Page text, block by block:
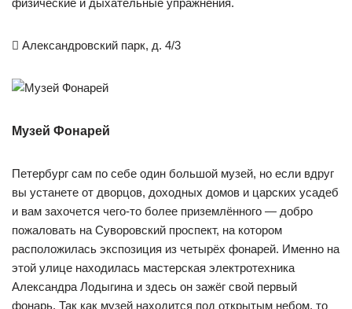
физические и дыхательные упражнения.
 Александровский парк, д. 4/3
Музей Фонарей
Петербург сам по себе один большой музей, но если вдруг
вы устанете от дворцов, доходных домов и царских усадеб
и вам захочется чего-то более приземлённого — добро
пожаловать на Суворовский проспект, на котором
расположилась экспозиция из четырёх фонарей. Именно на
этой улице находилась мастерская электротехника
Александра Лодыгина и здесь он зажёг свой первый
фонарь. Так как музей находится под открытым небом, то